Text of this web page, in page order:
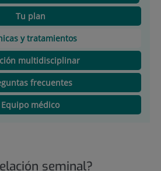
Tu plan
y tratamientos
multidisciplinar
frecuentes
Equipo médico
seminal?